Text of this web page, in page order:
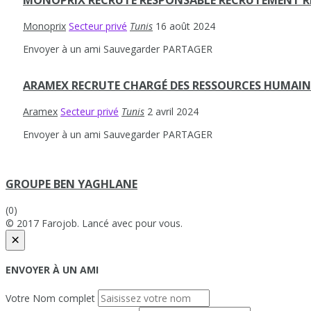
Monoprix Secteur privé Tunis 16 août 2024
Envoyer à un ami Sauvegarder PARTAGER
ARAMEX RECRUTE CHARGÉ DES RESSOURCES
Aramex Secteur privé Tunis 2 avril 2024
Envoyer à un ami Sauvegarder PARTAGER
GROUPE BEN YAGHLANE
(0)
© 2017 Farojob. Lancé avec pour vous.
×
ENVOYER À UN AMI
Votre Nom complet